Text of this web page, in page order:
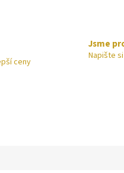
ceny
Jsme
Napište